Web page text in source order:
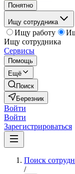
Понятно
Ищу сотрудника
Ищу работу
Ищу сотрудника
Сервисы
Помощь
Ещё
Поиск
Березник
Войти
Войти
Зарегистрироваться
Поиск
/